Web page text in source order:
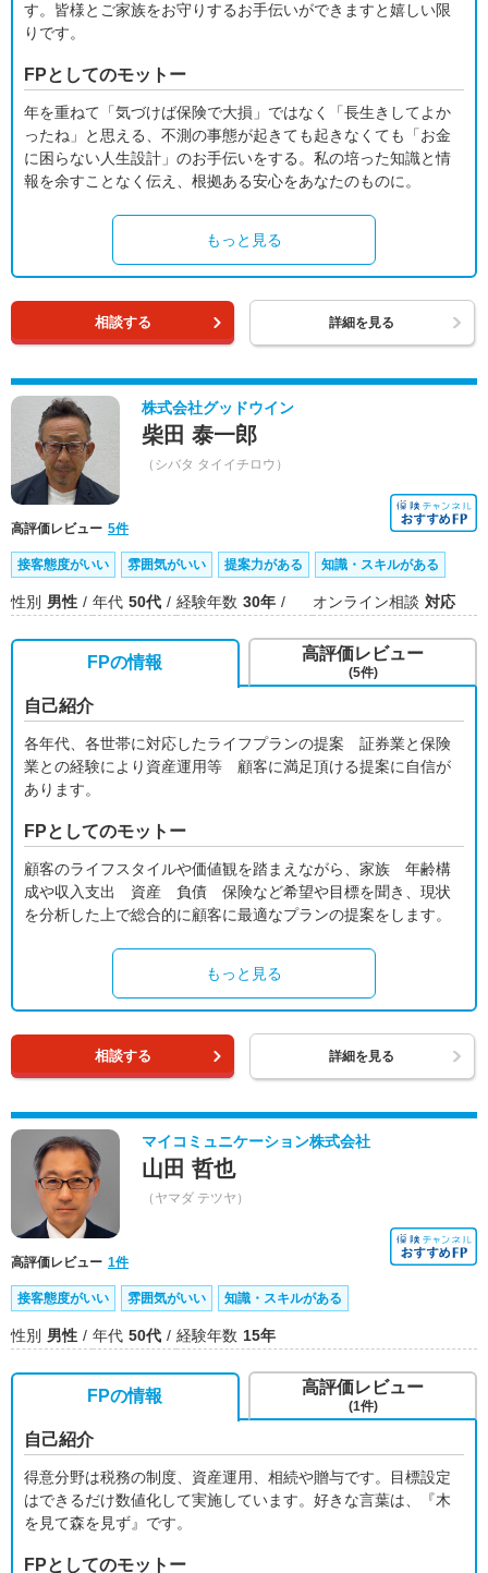
す。皆様とご家族をお守りするお手伝いができますと嬉しい限
りです。
FPとしてのモットー
年を重ねて「気づけば保険で大損」ではなく「長生きしてよか
ったね」と思える、不測の事態が起きても起きなくても「お金
に困らない人生設計」のお手伝いをする。私の培った知識と情
報を余すことなく伝え、根拠ある安心をあなたのものに。
もっと見る
相談する 詳細を見る
株式会社グッドウイン
柴田 泰一郎
（シバタ タイイチロウ）
高評価レビュー 5件
接客態度がいい 雰囲気がいい 提案力がある 知識・スキルがある
性別 男性 年代 50代 経験年数 30年 オンライン相談 対応
FPの情報
自己紹介
各年代、各世帯に対応したライフプランの提案 証券業と保険
業との経験により資産運用等 顧客に満足頂ける提案に自信が
あります。
FPとしてのモットー
顧客のライフスタイルや価値観を踏まえながら、家族 年齢構
成や収入支出 資産 負債 保険など希望や目標を聞き、現状
を分析した上で総合的に顧客に最適なプランの提案をします。
もっと見る
高評価レビュー
(5件)
相談する 詳細を見る
マイコミュニケーション株式会社
山田 哲也
（ヤマダ テツヤ）
高評価レビュー 1件
接客態度がいい 雰囲気がいい 知識・スキルがある
性別 男性 年代 50代 経験年数 15年
FPの情報
自己紹介
得意分野は税務の制度、資産運用、相続や贈与です。目標設定
はできるだけ数値化して実施しています。好きな言葉は、『木
を見て森を見ず』です。
FPとしてのモットー
高評価レビュー
(1件)